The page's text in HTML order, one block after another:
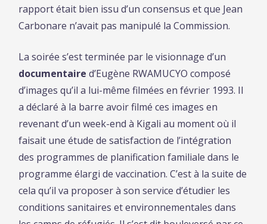
rapport était bien issu d’un consensus et que Jean
Carbonare n’avait pas manipulé la Commission.
La soirée s’est terminée par le visionnage d’un
documentaire d’Eugène RWAMUCYO composé
d’images qu’il a lui-même filmées en février 1993. Il
a déclaré à la barre avoir filmé ces images en
revenant d’un week-end à Kigali au moment où il
faisait une étude de satisfaction de l’intégration
des programmes de planification familiale dans le
programme élargi de vaccination. C’est à la suite de
cela qu’il va proposer à son service d’étudier les
conditions sanitaires et environnementales dans